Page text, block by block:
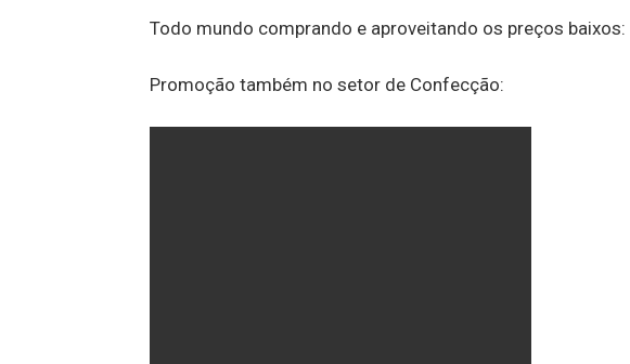
Todo mundo comprando e aproveitando os preços baixos:
Promoção também no setor de Confecção: